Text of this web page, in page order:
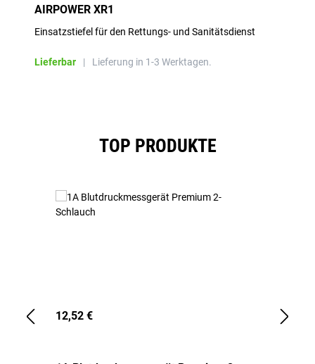
AIRPOWER XR1
Einsatzstiefel für den Rettungs- und Sanitätsdienst
Lieferbar | Lieferung in 1-3 Werktagen.
TOP PRODUKTE
12,52 €